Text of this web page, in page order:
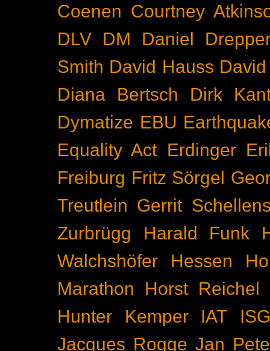
Coenen Courtney
DLV
DM
Daniel
Smith David Hauss
Diana Bertsch
Dirk
Dymatize EBU
Equality Act Erdinger
Freiburg Fritz Sörgel
Treutlein Gerrit
Zurbrügg
Harald Funk
Walchshöfer
Hessen
Marathon
Horst Reichel
Hunter Kemper
IAT
Jacques Rogge Jan